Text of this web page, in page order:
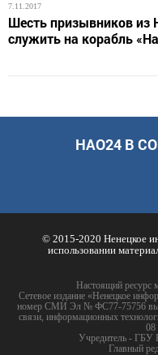
7.11.2017
Шесть призывников из
служить на корабль
НАО24 В
© 2015-2020 Ненецкое
использовании
Настоящий ресурс
Сетевое издание «Ненецкое
номер СМИ Эл № ФС77-75756
связи, информационных
08
Учредитель -
Главный